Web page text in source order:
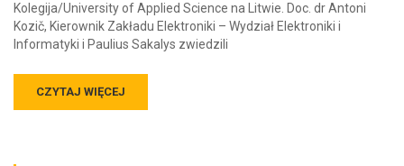
Kolegija/University of Applied Science na Litwie. Doc. dr Antoni
Kozič, Kierownik Zakładu Elektroniki – Wydział Elektroniki i
Informatyki i Paulius Sakalys zwiedzili
CZYTAJ WIĘCEJ